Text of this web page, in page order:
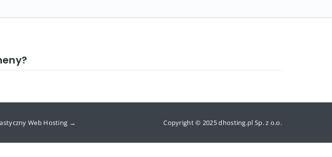
Web Hosting → Copyright © 2025 dhosting.pl Sp. z o.o.